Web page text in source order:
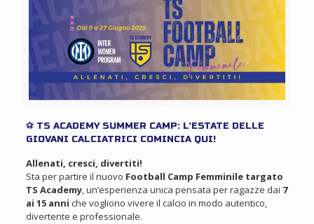
⚽ TS ACADEMY SUMMER CAMP: L’ESTATE DELLE
GIOVANI CALCIATRICI COMINCIA QUI!
Allenati, cresci, divertiti!
Sta per partire il nuovo Football Camp Femminile targato
TS Academy, un’esperienza unica pensata per ragazze dai 7
ai 15 anni che vogliono vivere il calcio in modo autentico,
divertente e professionale.